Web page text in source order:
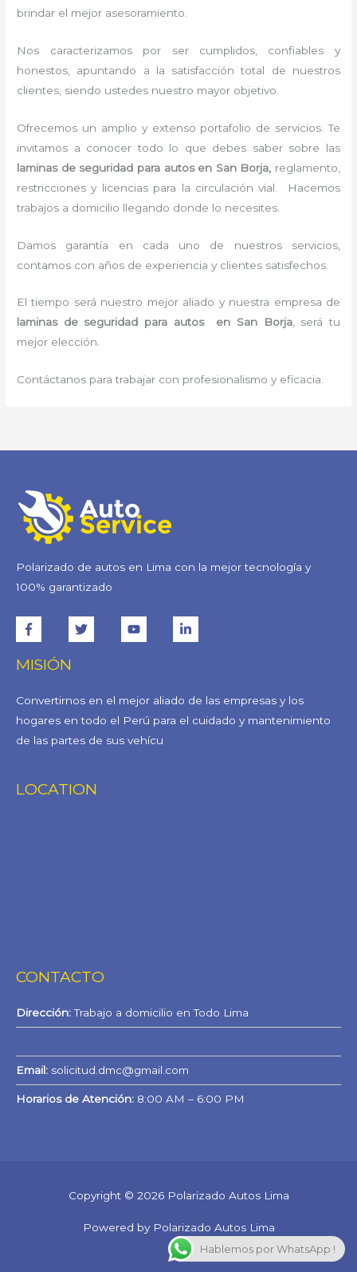
brindar el mejor asesoramiento.
Nos caracterizamos por ser cumplidos, confiables y
honestos, apuntando a la satisfacción total de nuestros
clientes, siendo ustedes nuestro mayor objetivo.
Ofrecemos un amplio y extenso portafolio de servicios. Te
invitamos a conocer todo lo que debes saber sobre las
laminas de seguridad para autos en San Borja, reglamento,
restricciones y licencias para la circulación vial. Hacemos
trabajos a domicilio llegando donde lo necesites.
Damos garantía en cada uno de nuestros servicios,
contamos con años de experiencia y clientes satisfechos.
El tiempo será nuestro mejor aliado y nuestra empresa de
laminas de seguridad para autos en San Borja, será tu
mejor elección.
Contáctanos para trabajar con profesionalismo y eficacia.
Polarizado de autos en Lima con la mejor tecnología y
100% garantizado
MISIÓN
Convertirnos en el mejor aliado de las empresas y los
hogares en todo el Perú para el cuidado y mantenimiento
de las partes de sus vehícu
LOCATION
CONTACTO
Dirección:Trabajo a domicilio en Todo Lima
Email: solicitud.dmc@gmail.com
Horarios de Atención: 8:00 AM – 6:00 PM
Copyright © 2026 Polarizado Autos Lima
Powered by Polarizado Autos Lima
Hablemos por WhatsApp !